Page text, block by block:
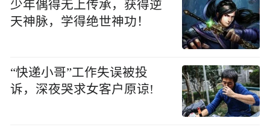
少年偶得无上传承，获得逆
天神脉，学得绝世神功！
“快递小哥”工作失误被投
诉，深夜哭求女客户原谅!